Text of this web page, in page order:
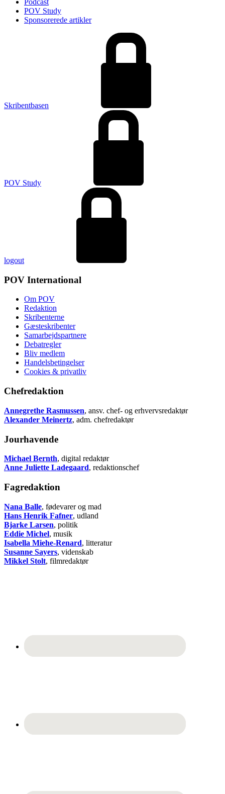
Podcast
POV Study
Sponsorerede artikler
Skribentbasen
POV Study
logout
POV International
Om POV
Redaktion
Skribenterne
Gæsteskribenter
Samarbejdspartnere
Debatregler
Bliv medlem
Handelsbetingelser
Cookies & privatliv
Chefredaktion
Annegrethe Rasmussen, ansv. chef- og erhvervsredaktør
Alexander Meinertz, adm. chefredaktør
Jourhavende
Michael Bernth, digital redaktør
Anne Juliette Ladegaard, redaktionschef
Fagredaktion
Nana Balle, fødevarer og mad
Hans Henrik Fafner, udland
Bjarke Larsen, politik
Eddie Michel, musik
Isabella Miehe-Renard, litteratur
Susanne Sayers, videnskab
Mikkel Stolt, filmredaktør